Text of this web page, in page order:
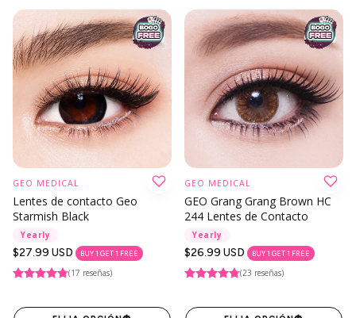
GEO MEDICAL
Lentes de contacto Geo
Starmish Black
Yearly
Precio
regular
$27.99 USD BUY 1 GET 1 FREE
(17 reseñas)
GEO MEDICAL
GEO Grang Grang Brown HC
244 Lentes de Contacto
Yearly
Precio
regular
$26.99 USD BUY 1 GET 1 FREE
(23 reseñas)